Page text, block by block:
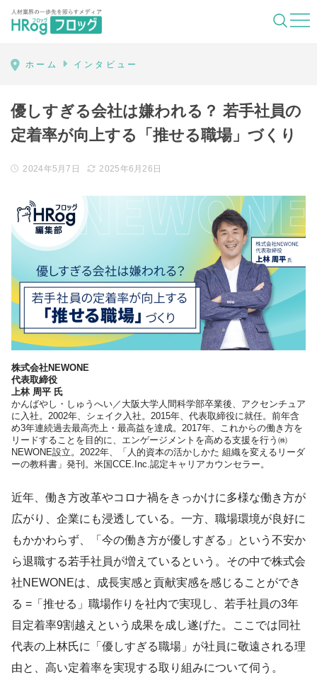
HRog | 人材業界の一歩先を照らすメディ
ホーム インタビュー
優しすぎる会社は嫌われる？ 若手社員の
定着率が向上する「推せる職場」づくり
2024年5月7日 2025年6月26日
株式会社NEWONE
代表取締役
上林 周平 氏
かんばやし・しゅうへい／大阪大学人間科学部卒業後、アクセンチュア
に入社。2002年、シェイク入社。2015年、代表取締役に就任。前年含
め3年連続過去最高売上・最高益を達成。2017年、これからの働き方を
リードすることを目的に、エンゲージメントを高める支援を行う㈱
NEWONE設立。2022年、「人的資本の活かしかた 組織を変えるリーダ
ーの教科書」発刊。米国CCE.Inc.認定キャリアカウンセラー。
近年、働き方改革やコロナ禍をきっかけに多様な働き方が
広がり、企業にも浸透している。一方、職場環境が良好に
もかかわらず、「今の働き方が優しすぎる」という不安か
ら退職する若手社員が増えているという。その中で株式会
社NEWONEは、成長実感と貢献実感を感じることができ
る =「推せる」職場作りを社内で実現し、若手社員の3年
目定着率9割越えという成果を成し遂げた。ここでは同社
代表の上林氏に「優しすぎる職場」が社員に敬遠される理
由と、高い定着率を実現する取り組みについて伺う。